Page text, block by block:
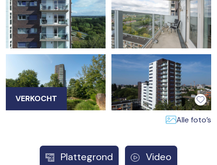
VERKOCHT
Alle foto’s
Plattegrond Video